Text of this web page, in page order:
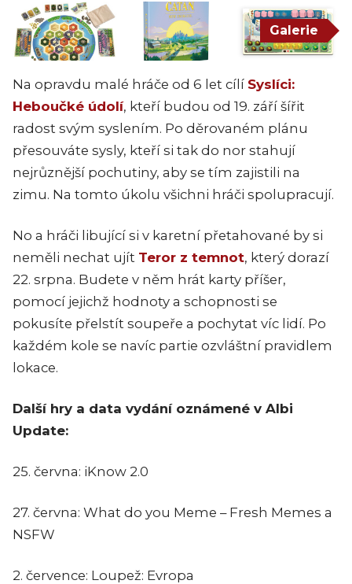
Galerie
Na opravdu malé hráče od 6 let cílí Syslíci:
Heboučké údolí, kteří budou od 19. září šířit
radost svým syslením. Po děrovaném plánu
přesouváte sysly, kteří si tak do nor stahují
nejrůznější pochutiny, aby se tím zajistili na
zimu. Na tomto úkolu všichni hráči spolupracují.
No a hráči libující si v karetní přetahované by si
neměli nechat ujít Teror z temnot, který dorazí
22. srpna. Budete v něm hrát karty příšer,
pomocí jejichž hodnoty a schopnosti se
pokusíte přelstít soupeře a pochytat víc lidí. Po
každém kole se navíc partie ozvláštní pravidlem
lokace.
Další hry a data vydání oznámené v Albi
Update:
25. června: iKnow 2.0
27. června: What do you Meme – Fresh Memes a
NSFW
2. července: Loupež: Evropa